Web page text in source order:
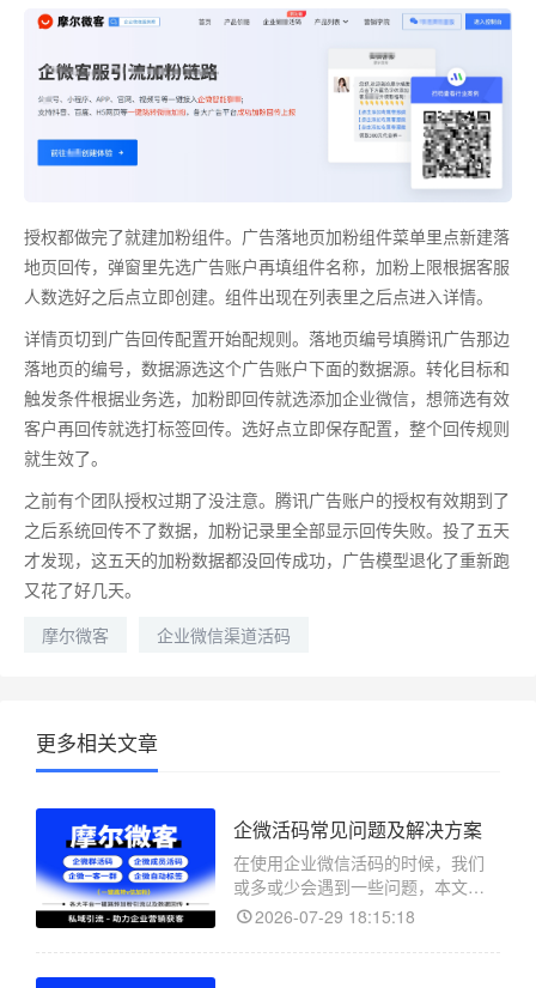
授权都做完了就建加粉组件。广告落地页加粉组件菜单里点新建落
地页回传，弹窗里先选广告账户再填组件名称，加粉上限根据客服
人数选好之后点立即创建。组件出现在列表里之后点进入详情。
详情页切到广告回传配置开始配规则。落地页编号填腾讯广告那边
落地页的编号，数据源选这个广告账户下面的数据源。转化目标和
触发条件根据业务选，加粉即回传就选添加企业微信，想筛选有效
客户再回传就选打标签回传。选好点立即保存配置，整个回传规则
就生效了。
之前有个团队授权过期了没注意。腾讯广告账户的授权有效期到了
之后系统回传不了数据，加粉记录里全部显示回传失败。投了五天
才发现，这五天的加粉数据都没回传成功，广告模型退化了重新跑
又花了好几天。
摩尔微客
企业微信渠道活码
更多相关文章
企微活码常见问题及解决方案
在使用企业微信活码的时候，我们
或多或少会遇到一些问题，本文主
要解决在使用摩尔微客的企微活码
查阅。
2026-07-29 18:15:18